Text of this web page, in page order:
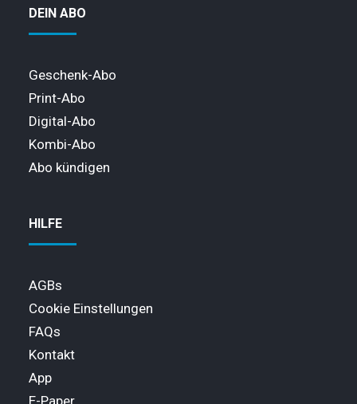
DEIN ABO
Geschenk-Abo
Print-Abo
Digital-Abo
Kombi-Abo
Abo kündigen
HILFE
AGBs
Cookie Einstellungen
FAQs
Kontakt
App
E-Paper